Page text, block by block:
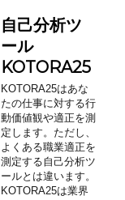
自己分析ツ
ール
KOTORA25
KOTORA25はあな
たの仕事に対する行
動価値観や適正を測
定します。ただし、
よくある職業適正を
測定する自己分析ツ
ールとは違います。
KOTORA25は業界